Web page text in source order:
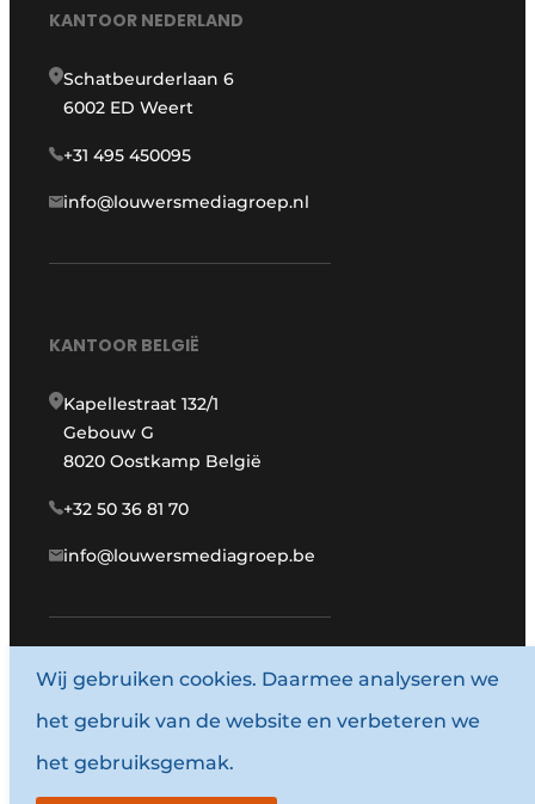
KANTOOR NEDERLAND
Schatbeurderlaan 6
6002 ED Weert
+31 495 450095
info@louwersmediagroep.nl
KANTOOR BELGIË
Kapellestraat 132/1
Gebouw G
8020 Oostkamp België
+32 50 36 81 70
info@louwersmediagroep.be
www.louwersmediagroep.com
© 1987 - 2026 Louwersmediagroep.
Algemene voorwaarden
Wij gebruiken cookies. Daarmee analyseren we
het gebruik van de website en verbeteren we
het gebruiksgemak.